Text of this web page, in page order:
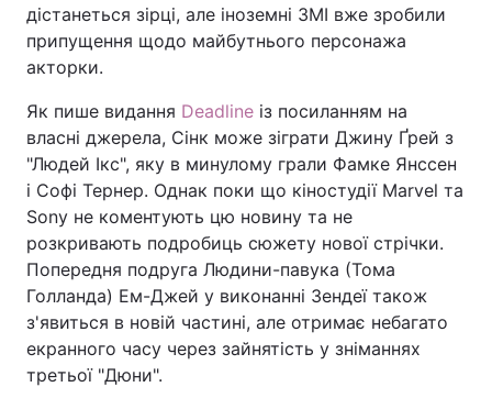
дістанеться зірці, але іноземні ЗМІ вже зробили
припущення щодо майбутнього персонажа
акторки.
Як пише видання Deadline із посиланням на
власні джерела, Сінк може зіграти Джину Ґрей з
"Людей Ікс", яку в минулому грали Фамке Янссен
і Софі Тернер. Однак поки що кіностудії Marvel та
Sony не коментують цю новину та не
розкривають подробиць сюжету нової стрічки.
Попередня подруга Людини-павука (Тома
Голланда) Ем-Джей у виконанні Зендеї також
з'явиться в новій частині, але отримає небагато
екранного часу через зайнятість у зніманнях
третьої "Дюни".